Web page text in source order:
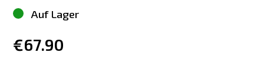
Auf Lager
€67.90